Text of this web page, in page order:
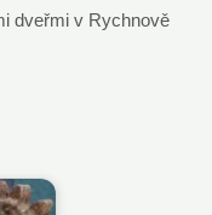
dveřmi v Rychnově